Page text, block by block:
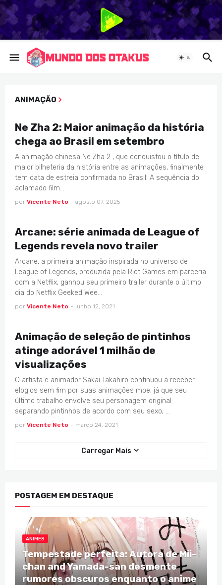
ANIMAÇÃO
Ne Zha 2: Maior animação da história
chega ao Brasil em setembro
A animação chinesa Ne Zha 2 , que conquistou o título de
maior bilheteria da história entre as animações, finalmente
tem data de estreia confirmada no Brasil! A sequência do
aclamado film…
por Vicente Neto - agosto 07, 2025
Arcane: série animada de League of
Legends revela novo trailer
Arcane, a primeira animação inspirada no universo de
League of Legends, produzida pela Riot Games em parceria
com a Netflix, ganhou seu primeiro trailer durante o último
dia do Netflix Geeked Wee…
por Vicente Neto - junho 12, 2021
Animação de seleção de pintinhos
atinge adorável 1 milhão de
visualizações
O artista e animador Sakai Takahiro continuou a receber
elogios sem fim por suas animações moe, já que seu
último trabalho envolve seu personagem original
separando pintinhos de acordo com seu sexo, …
por Vicente Neto - março 24, 2021
Carregar Mais
POSTAGEM EM DESTAQUE
ANIMES
Tempestade perfeita: Autora de Mii-
chan and Yamada-san desmente
rumores obscuros enquanto o anime